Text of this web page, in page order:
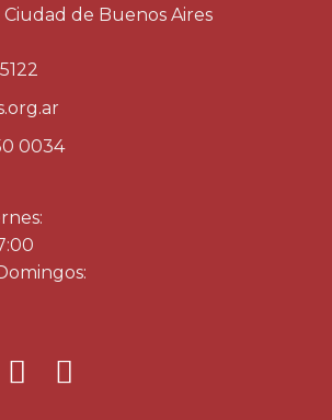
Ciudad de Buenos Aires
0034